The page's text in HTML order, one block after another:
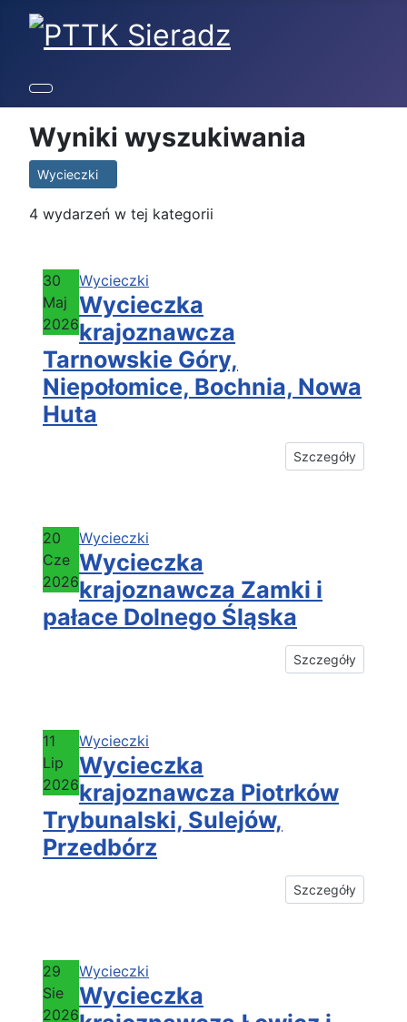
Wyniki wyszukiwania
Wycieczki
4 wydarzeń w tej kategorii
30
Maj
2026
Wycieczki
Wycieczka
krajoznawcza
Tarnowskie Góry,
Niepołomice, Bochnia, Nowa
Huta
Szczegóły
20
Cze
2026
Wycieczki
Wycieczka
krajoznawcza Zamki i
pałace Dolnego Śląska
Szczegóły
11
Lip
2026
Wycieczki
Wycieczka
krajoznawcza Piotrków
Trybunalski, Sulejów,
Przedbórz
Szczegóły
29
Sie
2026
Wycieczki
Wycieczka